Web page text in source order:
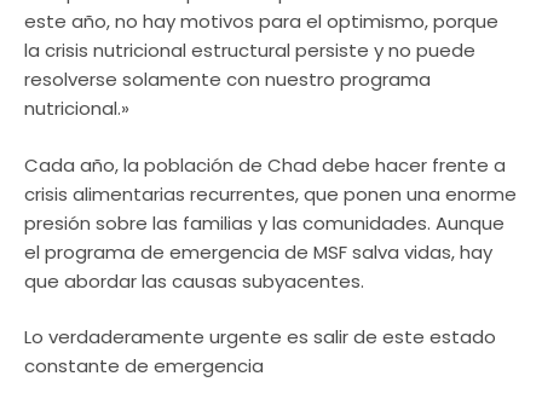
este año, no hay motivos para el optimismo, porque
la crisis nutricional estructural persiste y no puede
resolverse solamente con nuestro programa
nutricional.»
Cada año, la población de Chad debe hacer frente a
crisis alimentarias recurrentes, que ponen una enorme
presión sobre las familias y las comunidades. Aunque
el programa de emergencia de MSF salva vidas, hay
que abordar las causas subyacentes.
Lo verdaderamente urgente es salir de este estado
constante de emergencia